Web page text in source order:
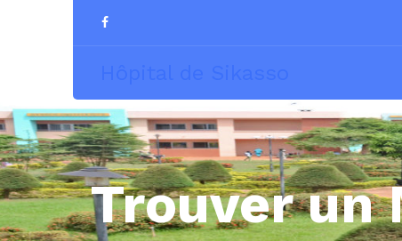
Trouver un